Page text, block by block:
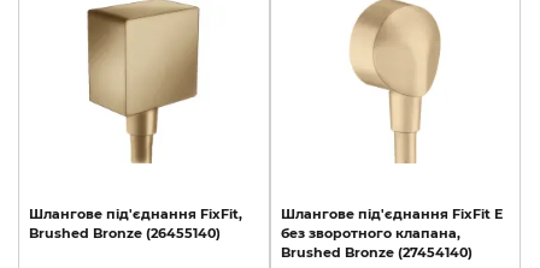
Шлангове під'єднання FixFit,
Brushed Bronze (26455140)
Шлангове під'єднання FixFit E
без зворотного клапана,
Brushed Bronze (27454140)